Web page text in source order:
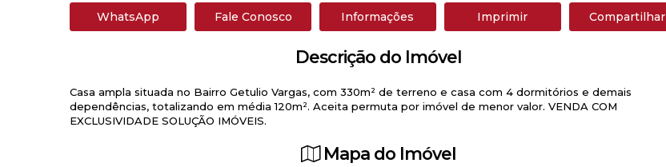
WhatsApp Fale Conosco Informações Imprimir Compartilhar
Descrição do Imóvel
Casa ampla situada no Bairro Getulio Vargas, com 330m² de terreno e casa com 4 dormitórios e demais
dependências, totalizando em média 120m². Aceita permuta por imóvel de menor valor. VENDA COM
EXCLUSIVIDADE SOLUÇÃO IMÓVEIS.
Mapa do Imóvel